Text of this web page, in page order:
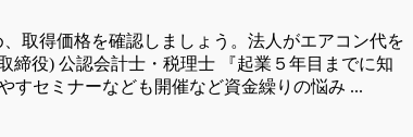
取得価格を確認しましょう。法人がエアコン代を
締役) 公認会計士・税理士 『起業５年目までに知
すセミナーなども開催など資金繰りの悩み ...